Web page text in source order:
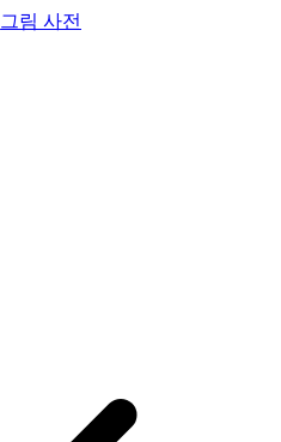
그림 사전